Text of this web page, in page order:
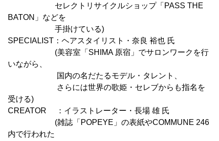
セレクトリサイクルショップ「PASS THE
BATON」などを
手掛けている)
SPECIALIST：ヘアスタイリスト・奈良 裕也 氏
(美容室「SHIMA 原宿」でサロンワークを行
いながら、
国内の名だたるモデル・タレント、
さらには世界の歌姫・セレブからも指名を
受ける)
CREATOR ：イラストレーター・長場 雄 氏
(雑誌「POPEYE」の表紙やCOMMUNE 246
内で行われた